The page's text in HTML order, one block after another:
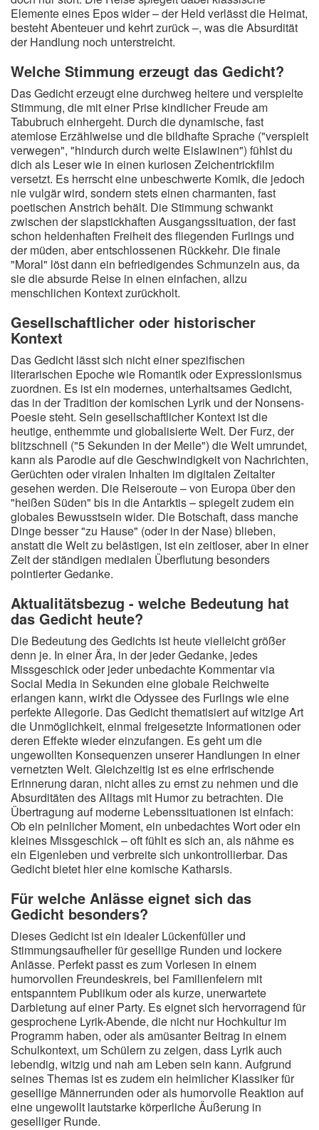
Elemente eines Epos wider – der Held verlässt die Heimat,
besteht Abenteuer und kehrt zurück –, was die Absurdität
der Handlung noch unterstreicht.
Welche Stimmung erzeugt das Gedicht?
Das Gedicht erzeugt eine durchweg heitere und verspielte
Stimmung, die mit einer Prise kindlicher Freude am
Tabubruch einhergeht. Durch die dynamische, fast
atemlose Erzählweise und die bildhafte Sprache ("verspielt
verwegen", "hindurch durch weite Eislawinen") fühlst du
dich als Leser wie in einen kuriosen Zeichentrickfilm
versetzt. Es herrscht eine unbeschwerte Komik, die jedoch
nie vulgär wird, sondern stets einen charmanten, fast
poetischen Anstrich behält. Die Stimmung schwankt
zwischen der slapstickhaften Ausgangssituation, der fast
schon heldenhaften Freiheit des fliegenden Furlings und
der müden, aber entschlossenen Rückkehr. Die finale
"Moral" löst dann ein befriedigendes Schmunzeln aus, da
sie die absurde Reise in einen einfachen, allzu
menschlichen Kontext zurückholt.
Gesellschaftlicher oder historischer
Kontext
Das Gedicht lässt sich nicht einer spezifischen
literarischen Epoche wie Romantik oder Expressionismus
zuordnen. Es ist ein modernes, unterhaltsames Gedicht,
das in der Tradition der komischen Lyrik und der Nonsens-
Poesie steht. Sein gesellschaftlicher Kontext ist die
heutige, enthemmte und globalisierte Welt. Der Furz, der
blitzschnell ("5 Sekunden in der Meile") die Welt umrundet,
kann als Parodie auf die Geschwindigkeit von Nachrichten,
Gerüchten oder viralen Inhalten im digitalen Zeitalter
gesehen werden. Die Reiseroute – von Europa über den
"heißen Süden" bis in die Antarktis – spiegelt zudem ein
globales Bewusstsein wider. Die Botschaft, dass manche
Dinge besser "zu Hause" (oder in der Nase) blieben,
anstatt die Welt zu belästigen, ist ein zeitloser, aber in einer
Zeit der ständigen medialen Überflutung besonders
pointierter Gedanke.
Aktualitätsbezug - welche Bedeutung hat
das Gedicht heute?
Die Bedeutung des Gedichts ist heute vielleicht größer
denn je. In einer Ära, in der jeder Gedanke, jedes
Missgeschick oder jeder unbedachte Kommentar via
Social Media in Sekunden eine globale Reichweite
erlangen kann, wirkt die Odyssee des Furlings wie eine
perfekte Allegorie. Das Gedicht thematisiert auf witzige Art
die Unmöglichkeit, einmal freigesetzte Informationen oder
deren Effekte wieder einzufangen. Es geht um die
ungewollten Konsequenzen unserer Handlungen in einer
vernetzten Welt. Gleichzeitig ist es eine erfrischende
Erinnerung daran, nicht alles zu ernst zu nehmen und die
Absurditäten des Alltags mit Humor zu betrachten. Die
Übertragung auf moderne Lebenssituationen ist einfach:
Ob ein peinlicher Moment, ein unbedachtes Wort oder ein
kleines Missgeschick – oft fühlt es sich an, als nähme es
ein Eigenleben und verbreite sich unkontrollierbar. Das
Gedicht bietet hier eine komische Katharsis.
Für welche Anlässe eignet sich das
Gedicht besonders?
Dieses Gedicht ist ein idealer Lückenfüller und
Stimmungsaufheller für gesellige Runden und lockere
Anlässe. Perfekt passt es zum Vorlesen in einem
humorvollen Freundeskreis, bei Familienfeiern mit
entspanntem Publikum oder als kurze, unerwartete
Darbietung auf einer Party. Es eignet sich hervorragend für
gesprochene Lyrik-Abende, die nicht nur Hochkultur im
Programm haben, oder als amüsanter Beitrag in einem
Schulkontext, um Schülern zu zeigen, dass Lyrik auch
lebendig, witzig und nah am Leben sein kann. Aufgrund
seines Themas ist es zudem ein heimlicher Klassiker für
gesellige Männerrunden oder als humorvolle Reaktion auf
eine ungewollt lautstarke körperliche Äußerung in
geselliger Runde.